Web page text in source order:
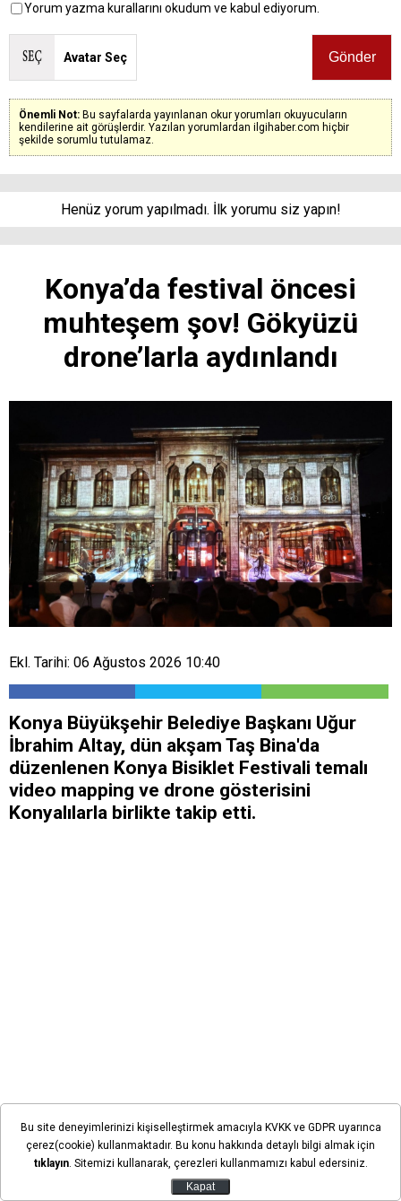
Yorum yazma kurallarını okudum ve kabul ediyorum.
Avatar Seç
Önemli Not: Bu sayfalarda yayınlanan okur yorumları okuyucuların
kendilerine ait görüşlerdir. Yazılan yorumlardan ilgihaber.com hiçbir
şekilde sorumlu tutulamaz.
Henüz yorum yapılmadı. İlk yorumu siz yapın!
Konya’da festival öncesi
muhteşem şov! Gökyüzü
drone’larla aydınlandı
Ekl. Tarihi: 06 Ağustos 2026 10:40
Konya Büyükşehir Belediye Başkanı Uğur
İbrahim Altay, dün akşam Taş Bina'da
düzenlenen Konya Bisiklet Festivali temalı
video mapping ve drone gösterisini
Konyalılarla birlikte takip etti.
Bu site deneyimlerinizi kişiselleştirmek amacıyla KVKK ve GDPR uyarınca
çerez(cookie) kullanmaktadır. Bu konu hakkında detaylı bilgi almak için
tıklayın. Sitemizi kullanarak, çerezleri kullanmamızı kabul edersiniz.
Kapat